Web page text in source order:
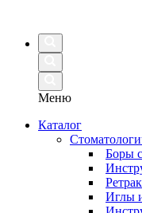
Меню
Каталог
Боры
Иглы